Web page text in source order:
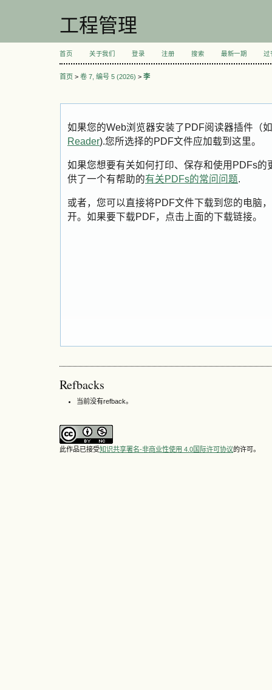
工程管理
首页 关于我们 登录 注册 搜索 最新一期 过
首页 > 卷 7, 编号 5 (2026) > 李
如果您的Web浏览器安装了PDF阅读器插件（
Reader).您所选择的PDF文件应加载到这里。
如果您想要有关如何打印、保存和使用PDFs
供了一个有帮助的有关PDFs的常问问题.
或者，您可以直接将PDF文件下载到您的电脑
开。如果要下载PDF，点击上面的下载链接。
Refbacks
当前没有refback。
此作品已接受知识共享署名-非商业性使用 4.0国际许可协议的许可。